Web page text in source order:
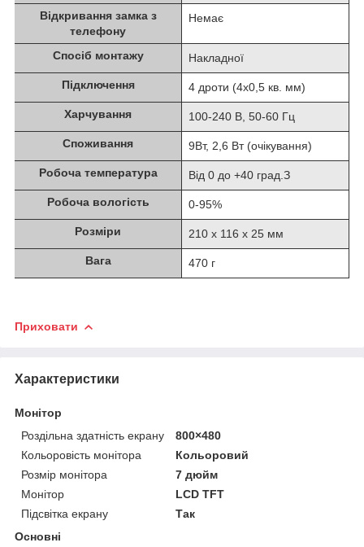
Відкривання замка з
телефону
Немає
Спосіб монтажу Накладної
Підключення 4 дроти (4х0,5 кв. мм)
Харчування 100-240 В, 50-60 Гц
Споживання 9Вт, 2,6 Вт (очікування)
Робоча температура Від 0 до +40 град.З
Робоча вологість 0-95%
Розміри 210 х 116 х 25 мм
Вага 470 г
Приховати
Характеристики
Монітор
Роздільна здатність екрану
800×480
Кольоровість монітора
Кольоровий
Розмір монітора
7 дюйм
Монітор
LCD TFT
Підсвітка екрану
Так
Основні